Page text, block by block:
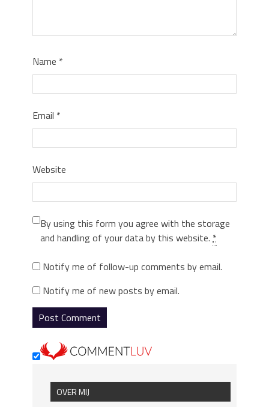
Name *
Email *
Website
By using this form you agree with the storage
and handling of your data by this website. *
Notify me of follow-up comments by email.
Notify me of new posts by email.
OVER MIJ